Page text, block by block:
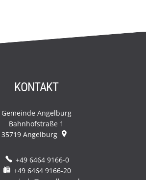
KONTAKT
Gemeinde Angelburg
Bahnhofstraße 1
35719 Angelburg
+49 6464 9166-0
+49 6464 9166-20